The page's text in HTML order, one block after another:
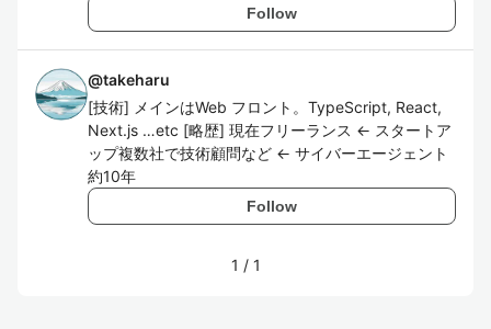
Follow
@takeharu
[技術] メインはWeb フロント。TypeScript, React,
Next.js …etc [略歴] 現在フリーランス ← スタートア
ップ複数社で技術顧問など ← サイバーエージェント
約10年
Follow
1 / 1